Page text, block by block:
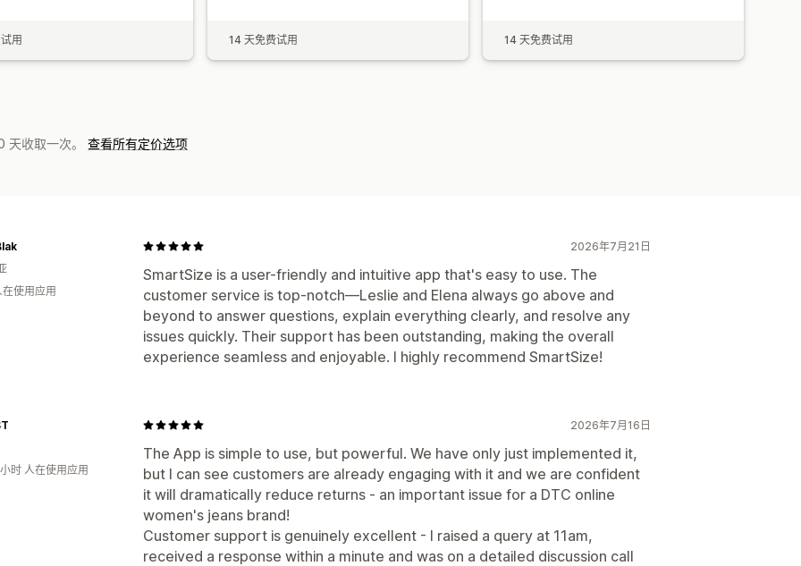
用 14 天免费试用 14 天免费试用
天收取一次。 查看所有定价选项
2026年7月21日
SmartSize is a user-friendly and intuitive app that's easy to use. The
customer service is top-notch—Leslie and Elena always go above and
beyond to answer questions, explain everything clearly, and resolve any
issues quickly. Their support has been outstanding, making the overall
experience seamless and enjoyable. I highly recommend SmartSize!
使用应用
2026年7月16日
The App is simple to use, but powerful. We have only just implemented it,
but I can see customers are already engaging with it and we are confident
it will dramatically reduce returns - an important issue for a DTC online
women's jeans brand!
Customer support is genuinely excellent - I raised a query at 11am,
received a response within a minute and was on a detailed discussion call
时 人在使用应用